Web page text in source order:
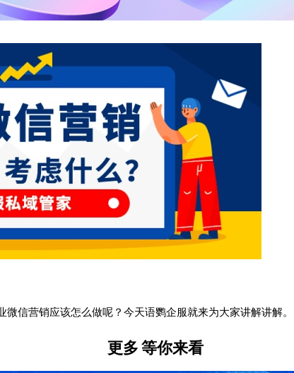
信营销应该怎么做呢？今天语鹦企服就来为大家讲解讲解。
更多等你来看